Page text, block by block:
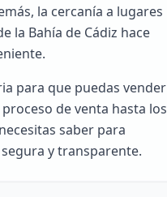
la cercanía a lugares
la Bahía de Cádiz hace
para que puedas vender
de venta hasta los
saber para
y transparente.